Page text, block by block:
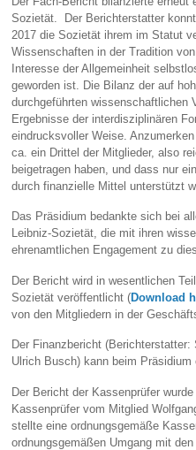
Sozietät. Der Berichterstatter
2017 die Sozietät ihrem im Statut
Wissenschaften in der Tradition
Interesse der Allgemeinheit
geworden ist. Die Bilanz der auf
durchgeführten wissenschaftlichen
Ergebnisse der interdisziplinären
eindrucksvoller Weise.
ca. ein Drittel der Mitglieder, also
beigetragen haben, und dass nur
durch finanzielle Mittel unterstützt
Das Präsidium bedankte sich bei
Leibniz-Sozietät, die mit ihren
ehrenamtlichen Engagement zu
Der Bericht wird in wesentlichen
Sozietät veröffentlicht (Download
von den Mitgliedern in der
Der Finanzbericht
Ulrich Busch) kann beim Präsidium
Der Bericht der Kassenprüfer
Kassenprüfer vom Mitglied
stellte eine ordnungsgemäße
ordnungsgemäßen Umgang mit